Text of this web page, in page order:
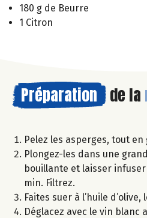
180 g de Beurre
1 Citron
Préparation de la
Pelez les asperges, tout
Plongez-les dans une
bouillante et laisser
min. Filtrez.
Faites suer à l’huile
Déglacez avec le vin blanc